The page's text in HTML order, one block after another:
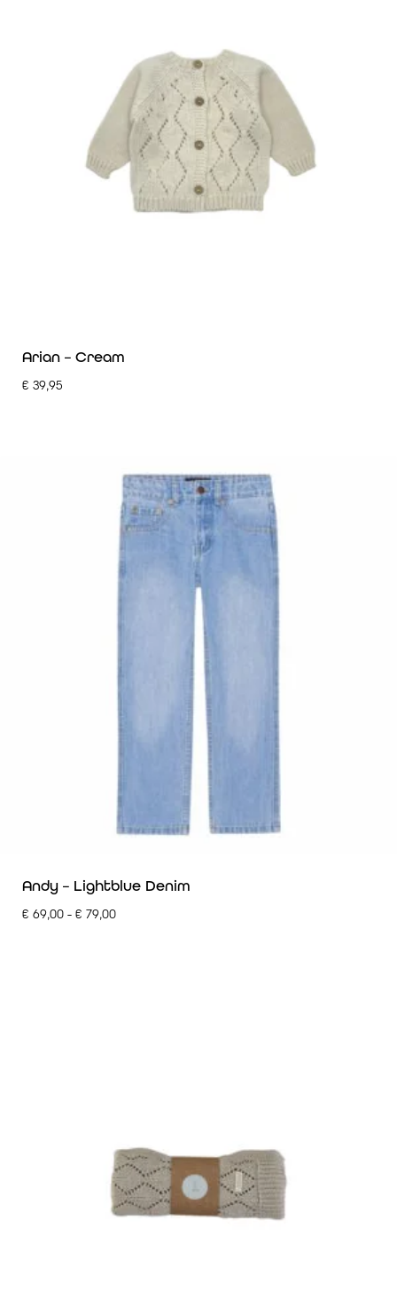
Arian – Cream
€ 39,95
Andy – Lightblue Denim
€ 69,00 - € 79,00